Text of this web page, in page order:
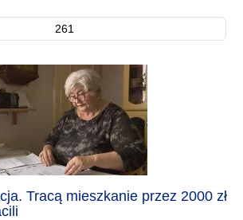
261
Tracą mieszkanie przez 2000 zł